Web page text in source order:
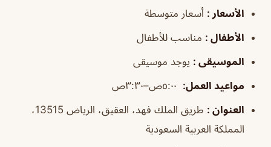
الأسعار : أسعار متوسطة
الأطفال : مناسب للأطفال
الموسيقى : يوجد موسيقى
مواعيد العمل:
العنوان :
طريق الملك فهد، العقيق، الرياض 13515،
المملكة العربية السعودية